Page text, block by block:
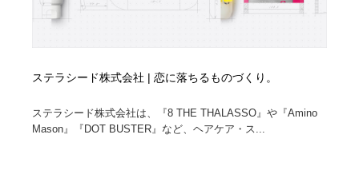
ステラシード株式会社 | 恋に落ちるものづくり。
ステラシード株式会社は、『8 THE THALASSO』や『Amino
Mason』『DOT BUSTER』など、ヘアケア・ス...